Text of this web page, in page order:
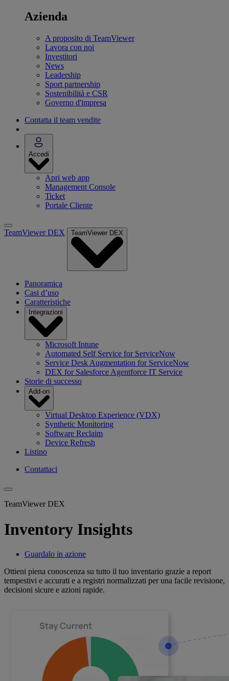
Azienda
A proposito di TeamViewer
Lavora con noi
Investitori
News
Leadership
Sport partnership
Sostenibilità e CSR
Governo d'impresa
Contatta il team vendite
Accedi
Apri web app
Management Console
Ticket
Portale Cliente
TeamViewer DEX TeamViewer DEX
Panoramica
Casi d’uso
Caratteristiche
Integrazioni
Microsoft Intune
Automated Self Service for ServiceNow
Service Desk Augmentation for ServiceNow
DEX for Salesforce Agentforce IT Service
Storie di successo
Add-on
Virtual Desktop Experience (VDX)
Synthetic Monitoring
Software Reclaim
Device Refresh
Listino
Contattaci
TeamViewer DEX
Inventory Insights
Guardalo in azione
Ottieni piena conoscenza su tutto il tuo inventario grazie a report
tempestivi e accurati e a registri normalizzati per una facile revisione,
decisioni sicure e azioni rapide.